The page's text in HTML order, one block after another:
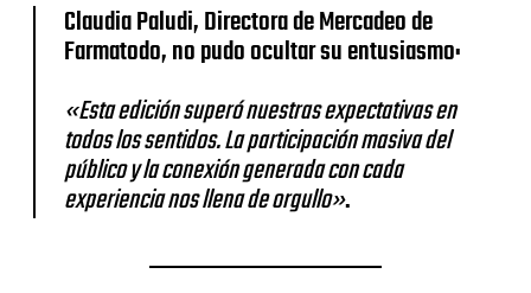
n
e
s
t
a
r
2
0
2
Claudia Paludi, Directora de Mercadeo de
Farmatodo, no pudo ocultar su entusiasmo:
«Esta edición superó nuestras expectativas en
todos los sentidos. La participación masiva del
público y la conexión generada con cada
experiencia nos llena de orgullo».